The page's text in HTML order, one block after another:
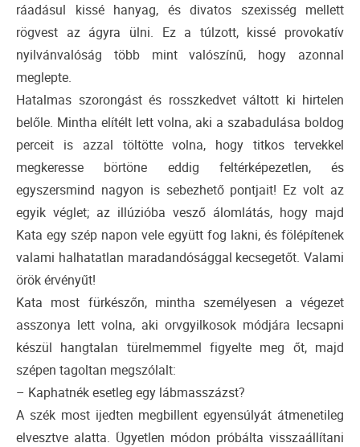
ráadásul kissé hanyag, és divatos szexisség mellett
rögvest az ágyra ülni. Ez a túlzott, kissé provokatív
nyilvánvalóság több mint valószínű, hogy azonnal
meglepte.
Hatalmas szorongást és rosszkedvet váltott ki hirtelen
belőle. Mintha elítélt lett volna, aki a szabadulása boldog
perceit is azzal töltötte volna, hogy titkos tervekkel
megkeresse börtöne eddig feltérképezetlen, és
egyszersmind nagyon is sebezhető pontjait! Ez volt az
egyik véglet; az illúzióba vesző álomlátás, hogy majd
Kata egy szép napon vele együtt fog lakni, és fölépítenek
valami halhatatlan maradandósággal kecsegetőt. Valami
örök érvényűt!
Kata most fürkészőn, mintha személyesen a végezet
asszonya lett volna, aki orvgyilkosok módjára lecsapni
készül hangtalan türelmemmel figyelte meg őt, majd
szépen tagoltan megszólalt:
– Kaphatnék esetleg egy lábmasszázst?
A szék most ijedten megbillent egyensúlyát átmenetileg
elvesztve alatta. Ügyetlen módon próbálta visszaállítani